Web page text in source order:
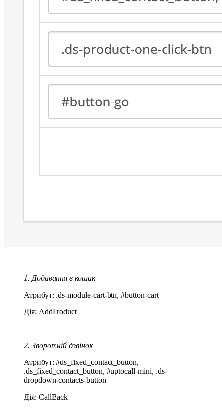
1. Додавання в кошик
Атрибут: .ds-module-cart-btn, #button-cart
Дія: AddProduct
2. Зворотній дзвінок
Атрибут: #ds_fixed_contact_button,
.ds_fixed_contact_button, #uptocall-mini, .ds-
dropdown-contacts-button
Дія: CallBack